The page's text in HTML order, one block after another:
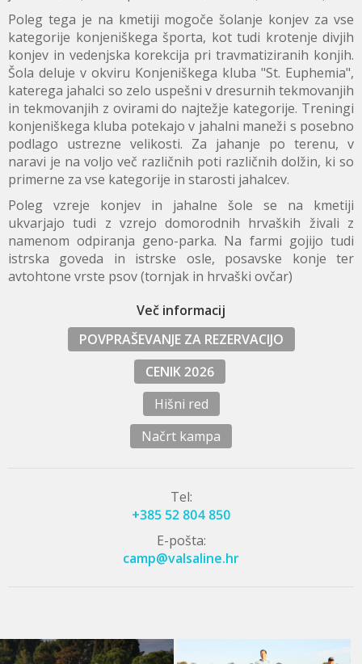
Poleg tega je na kmetiji mogoče šolanje konjev za vse
kategorije konjeniškega športa, kot tudi krotenje divjih
konjev in vedenjska korekcija pri travmatiziranih konjih.
Šola deluje v okviru Konjeniškega kluba "St. Euphemia",
katerega jahalci so zelo uspešni v dresurnih tekmovanjih
in tekmovanjih z ovirami do najtežje kategorije. Treningi
konjeniškega kluba potekajo v jahalni maneži s posebno
podlago ustrezne velikosti. Za jahanje po terenu, v
naravi je na voljo več različnih poti različnih dolžin, ki so
primerne za vse kategorije in starosti jahalcev.
Poleg vzreje konjev in jahalne šole se na kmetiji
ukvarjajo tudi z vzrejo domorodnih hrvaških živali z
namenom odpiranja geno-parka. Na farmi gojijo tudi
istrska goveda in istrske osle, posavske konje ter
avtohtone vrste psov (tornjak in hrvaški ovčar)
Več informacij
POVPRAŠEVANJE ZA REZERVACIJO
CENIK 2026
Hišni red
Načrt kampa
Tel:
+385 52 804 850
E-pošta:
camp@valsaline.hr